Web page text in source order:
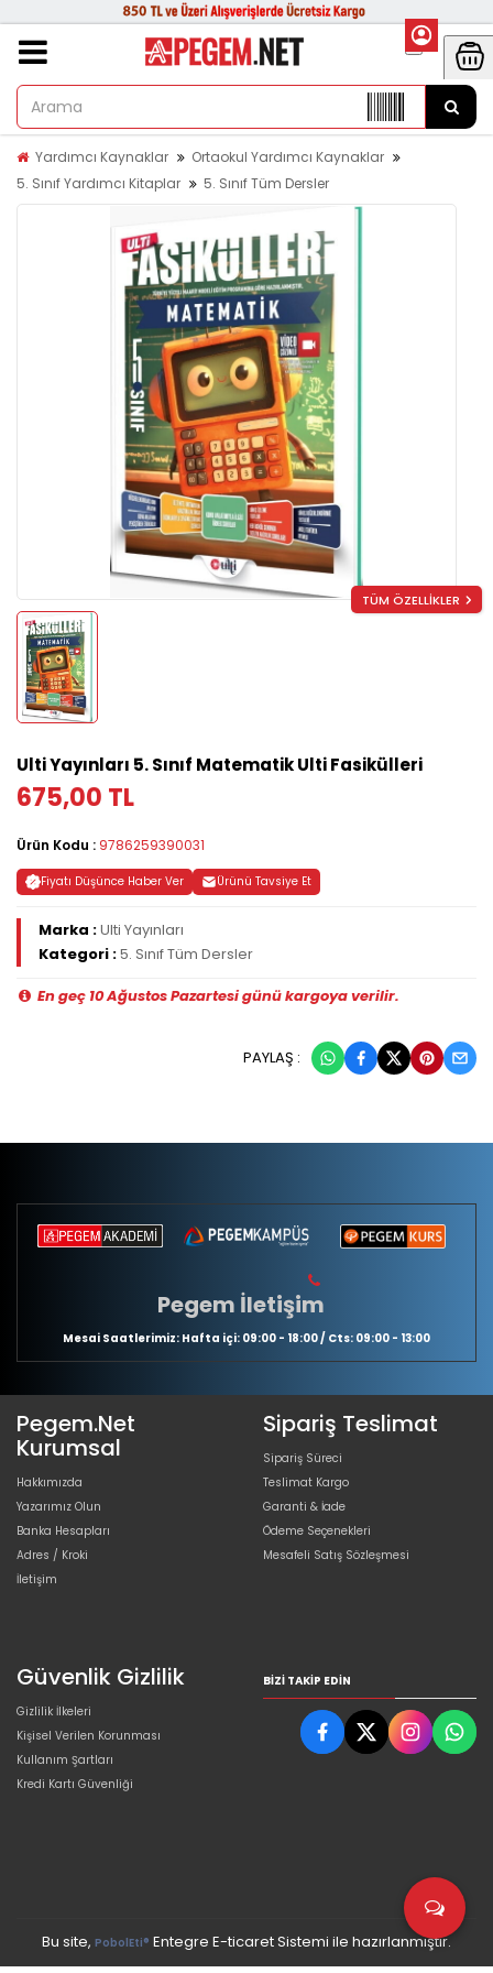
Yardımcı Kaynaklar
Ortaokul Yardımcı Kaynaklar
5. Sınıf Yardımcı Kitaplar
5. Sınıf Tüm Dersler
TÜM ÖZELLİKLER
Ulti Yayınları 5. Sınıf Matematik Ulti Fasikülleri
675,00 TL
Ürün Kodu : 9786259390031
Fiyatı Düşünce Haber Ver Ürünü Tavsiye Et
Marka :Ulti Yayınları
Kategori :5. Sınıf Tüm Dersler
En geç 10 Ağustos Pazartesi günü kargoya verilir.
PAYLAŞ :
Pegem İletişim
Mesai Saatlerimiz: Hafta içi: 09:00 - 18:00 / Cts: 09:00 - 13:00
Pegem.Net
Kurumsal
Hakkımızda
Yazarımız Olun
Banka Hesapları
Adres / Kroki
İletişim
Sipariş Teslimat
Sipariş Süreci
Teslimat Kargo
Garanti & İade
Ödeme Seçenekleri
Mesafeli Satış Sözleşmesi
Güvenlik Gizlilik
Gizlilik İlkeleri
Kişisel Verilen Korunması
Kullanım Şartları
Kredi Kartı Güvenliği
BIZI TAKIP EDIN
Bu site, PobolEti® Entegre E-ticaret Sistemi ile hazırlanmıştır.